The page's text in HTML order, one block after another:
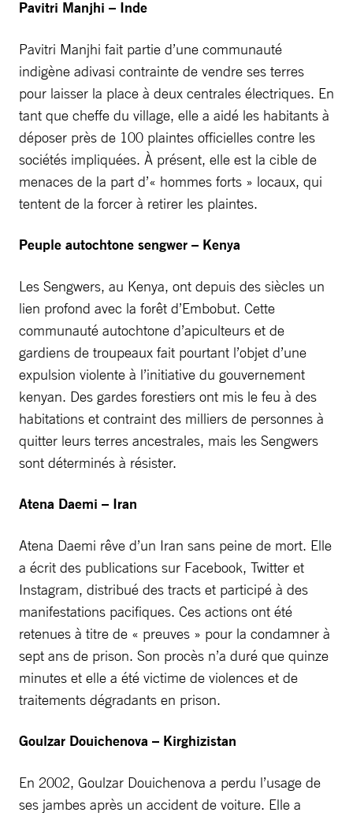
Pavitri Manjhi – Inde
Pavitri Manjhi fait partie d’une communauté
indigène adivasi contrainte de vendre ses terres
pour laisser la place à deux centrales électriques. En
tant que cheffe du village, elle a aidé les habitants à
déposer près de 100 plaintes officielles contre les
sociétés impliquées. À présent, elle est la cible de
menaces de la part d’« hommes forts » locaux, qui
tentent de la forcer à retirer les plaintes.
Peuple autochtone sengwer – Kenya
Les Sengwers, au Kenya, ont depuis des siècles un
lien profond avec la forêt d’Embobut. Cette
communauté autochtone d’apiculteurs et de
gardiens de troupeaux fait pourtant l’objet d’une
expulsion violente à l’initiative du gouvernement
kenyan. Des gardes forestiers ont mis le feu à des
habitations et contraint des milliers de personnes à
quitter leurs terres ancestrales, mais les Sengwers
sont déterminés à résister.
Atena Daemi – Iran
Atena Daemi rêve d’un Iran sans peine de mort. Elle
a écrit des publications sur Facebook, Twitter et
Instagram, distribué des tracts et participé à des
manifestations pacifiques. Ces actions ont été
retenues à titre de « preuves » pour la condamner à
sept ans de prison. Son procès n’a duré que quinze
minutes et elle a été victime de violences et de
traitements dégradants en prison.
Goulzar Douichenova – Kirghizistan
En 2002, Goulzar Douichenova a perdu l’usage de
ses jambes après un accident de voiture. Elle a